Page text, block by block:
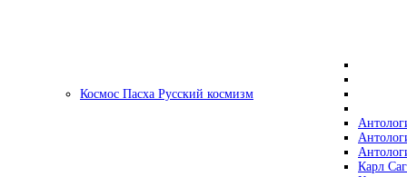
Космос Пасха Русский космизм
Карл